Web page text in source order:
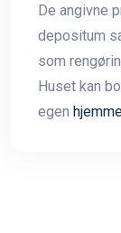
De angivne
depositum
som
Huset kan
egen